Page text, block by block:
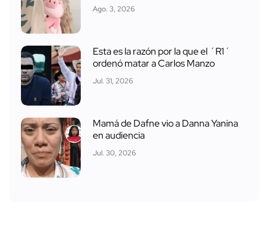
Ago. 3, 2026
Esta es la razón por la que el ´R1´
ordenó matar a Carlos Manzo
Jul. 31, 2026
Mamá de Dafne vio a Danna Yanina
en audiencia
Jul. 30, 2026